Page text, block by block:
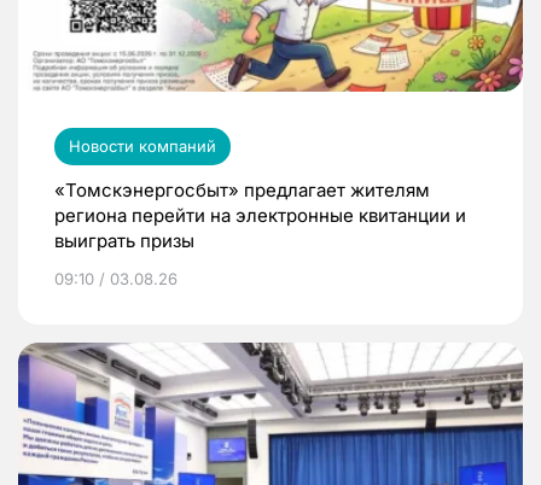
Новости компаний
«Томскэнергосбыт» предлагает жителям
региона перейти на электронные квитанции и
выиграть призы
09:10 / 03.08.26